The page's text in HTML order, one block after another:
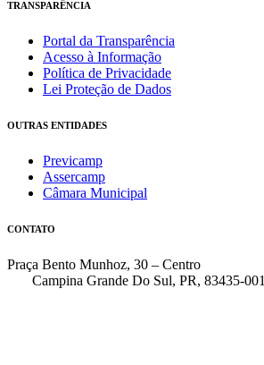
TRANSPARÊNCIA
Portal da Transparência
Acesso à Informação
Política de Privacidade
Lei Proteção de Dados
OUTRAS ENTIDADES
Previcamp
Assercamp
Câmara Municipal
CONTATO
Praça Bento Munhoz, 30 – Centro
Campina Grande Do Sul, PR, 83435-001